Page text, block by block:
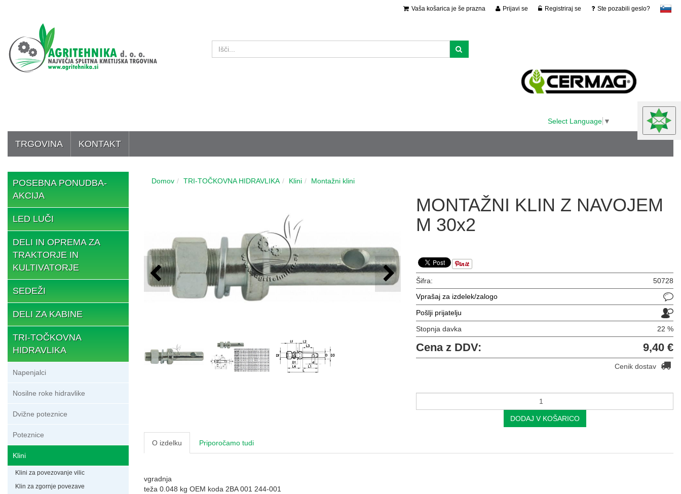
slovensko
Prijavi se Registriraj se Ste pozabili geslo?
Vaša košarica je še prazna
Select Language ▼
TRGOVINA KONTAKT
POSEBNA PONUDBA-
AKCIJA
LED LUČI
DELI IN OPREMA ZA
TRAKTORJE IN
KULTIVATORJE
SEDEŽI
DELI ZA KABINE
TRI-TOČKOVNA
HIDRAVLIKA
Napenjalci
Nosilne roke hidravlike
Dvižne poteznice
Poteznice
Klini
Klini za povezovanje vilic
Klin za zgornje povezave
Domov TRI-TOČKOVNA HIDRAVLIKA Klini Montažni klini
MONTAŽNI KLIN Z NAVOJEM
M 30x2
Šifra:
50728
Vprašaj za izdelek/zalogo
Pošlji prijatelju
Stopnja davka 22 %
Cena z DDV: 9,40 €
Cenik dostav
DODAJ V KOŠARICO
O izdelku Priporočamo tudi
vgradnja
teža 0.048 kg OEM koda 2BA 001 244-001